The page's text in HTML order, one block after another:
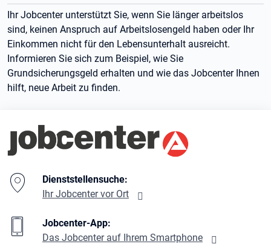
Ihr Jobcenter unterstützt Sie, wenn Sie länger arbeitslos
sind, keinen Anspruch auf Arbeitslosengeld haben oder Ihr
Einkommen nicht für den Lebensunterhalt ausreicht.
Informieren Sie sich zum Beispiel, wie Sie
Grundsicherungsgeld erhalten und wie das Jobcenter Ihnen
hilft, neue Arbeit zu finden.
Branding-Bereich Beschreibung
Dienststellensuche:
Ihr Jobcenter vor Ort
Jobcenter-App:
Das Jobcenter auf Ihrem Smartphone